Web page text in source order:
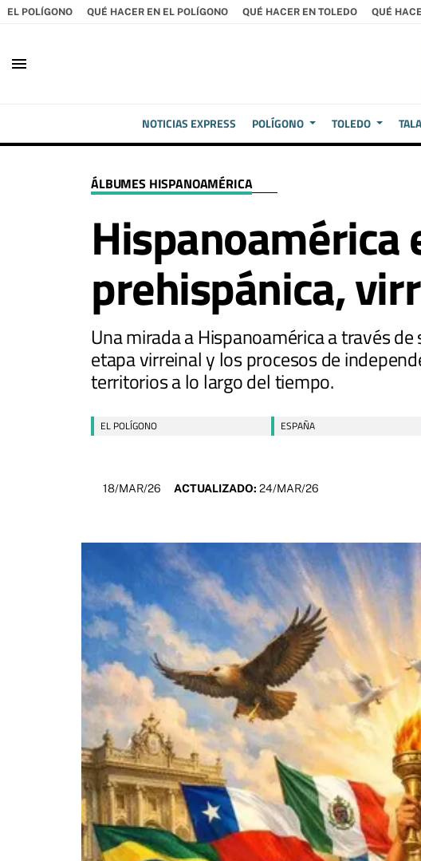
EL POLÍGONO QUÉ HACER EN EL POLÍGONO QUÉ HACER EN TOLEDO QUÉ
menu
NOTICIAS EXPRESS POLÍGONO TOLEDO
ÁLBUMES HISPANOAMÉRICA
Hispanoamérica
prehispánica,
Una mirada a Hispanoamérica a través
etapa virreinal y los procesos de
territorios a lo largo del tiempo.
EL POLÍGONO ESPAÑA
18/MAR/26 ACTUALIZADO: 24/MAR/26